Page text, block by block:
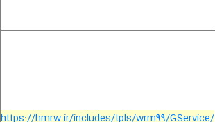
https://hmrw.ir/includes/tpls/wrm99/GService/